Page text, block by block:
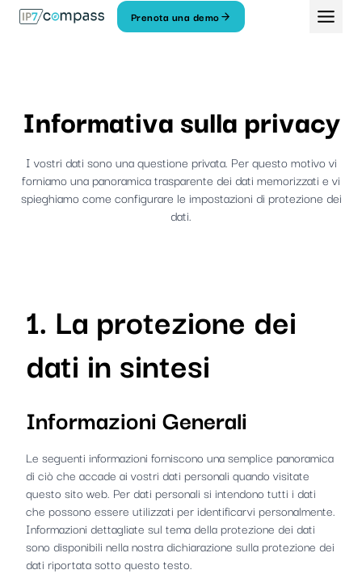
Prenota una demo
Informativa sulla privacy
I vostri dati sono una questione privata. Per questo motivo vi
forniamo una panoramica trasparente dei dati memorizzati e vi
spieghiamo come configurare le impostazioni di protezione dei
dati.
1. La protezione dei
dati in sintesi
Informazioni Generali
Le seguenti informazioni forniscono una semplice panoramica
di ciò che accade ai vostri dati personali quando visitate
questo sito web. Per dati personali si intendono tutti i dati
che possono essere utilizzati per identificarvi personalmente.
Informazioni dettagliate sul tema della protezione dei dati
sono disponibili nella nostra dichiarazione sulla protezione dei
dati riportata sotto questo testo.